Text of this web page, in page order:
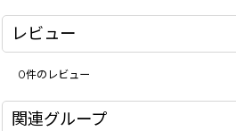
レビュー
0件のレビュー
関連グループ